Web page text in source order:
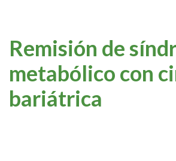
Remisión de
metabólico con
bariátrica